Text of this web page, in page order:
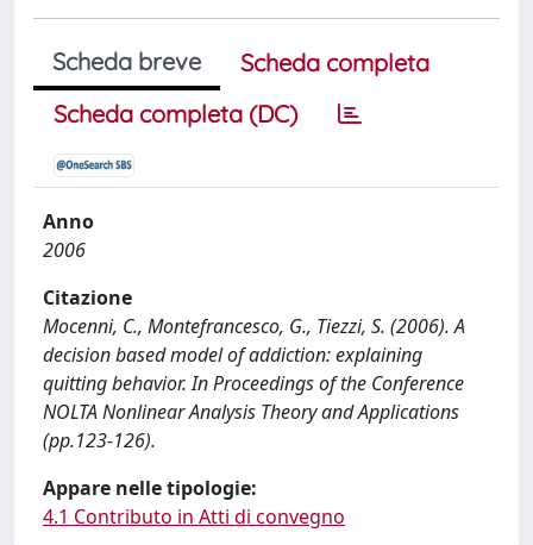
Scheda breve
Scheda completa
Scheda completa (DC)
Anno
2006
Citazione
Mocenni, C., Montefrancesco, G., Tiezzi, S. (2006). A
decision based model of addiction: explaining
quitting behavior. In Proceedings of the Conference
NOLTA Nonlinear Analysis Theory and Applications
(pp.123-126).
Appare nelle tipologie:
4.1 Contributo in Atti di convegno